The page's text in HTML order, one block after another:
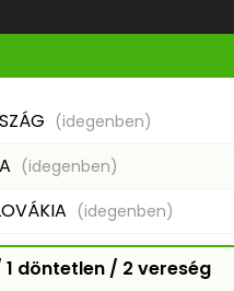
(idegenben)
(idegenben)
(idegenben)
döntetlen / 2 vereség